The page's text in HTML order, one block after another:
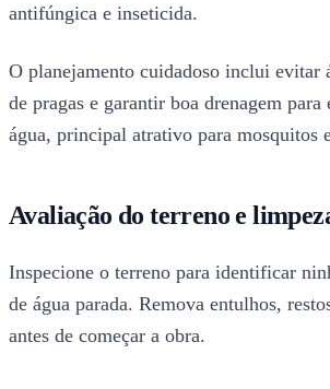
antifúngica e inseticida.
O planejamento cuidadoso inclui evitar
de pragas e garantir boa drenagem
água, principal atrativo para mosquitos
Avaliação do terreno e
Inspecione o terreno para identificar
de água parada. Remova entulhos,
antes de começar a obra.